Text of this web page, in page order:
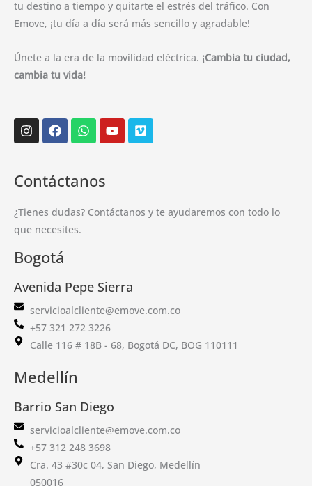
tu destino a tiempo y quitarte el estrés del tráfico. Con
Emove, ¡tu día a día será más sencillo y agradable!
Únete a la era de la movilidad eléctrica. ¡Cambia tu ciudad,
cambia tu vida!
Instagram
FacebookWhatsapp
YoutubeVimeo
Contáctanos
¿Tienes dudas? Contáctanos y te ayudaremos con todo lo
que necesites.
Bogotá
Avenida Pepe Sierra
servicioalcliente@emove.com.co
+57 321 272 3226
Calle 116 # 18B - 68, Bogotá DC, BOG 110111
Medellín
Barrio San Diego
servicioalcliente@emove.com.co
+57 312 248 3698
Cra. 43 #30c 04, San Diego, Medellín
050016